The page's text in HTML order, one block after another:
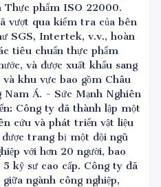
Thực phẩm ISO 22000.
vượt qua kiểm tra của bên
SGS, Intertek, v.v., hoàn
tiêu chuẩn thực phẩm
và được xuất khẩu sang
khu vực bao gồm Châu
Nam Á. - Sức Mạnh Nghiên
Công ty đã thành lập một
cứu và phát triển vật liệu
trang bị một đội ngũ
với hơn 20 người, bao
kỹ sư cao cấp. Công ty đã
ngành công nghiệp,